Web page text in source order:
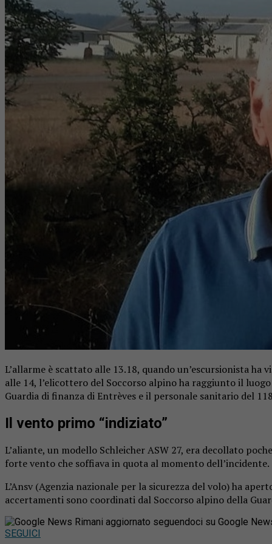
L’allarme è scattato alle 13.18, quando un’escursionista
alle 14, l’elicottero del Soccorso alpino ha raggiunto il
Guardia di finanza di Entrèves e il personale sanitario del
Il vento primo “indiziato”
L’aliante, un modello Schleicher ASW 27, era decollato
forte vento che soffiava in quota al momento dell’incidente.
L’Ansv (Agenzia nazionale per la sicurezza del volo) ha
accertamenti sono coordinati dal Soccorso alpino della
Rimani aggiornato seguendoci su Google
SEGUICI